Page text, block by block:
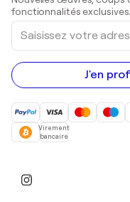
Peintures acryliques
fonctionnalités exclusives.
Saisissez
votre
adresse
e-
mail
J'en
Virement
bancaire